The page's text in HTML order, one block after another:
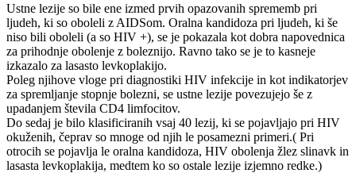
Ustne lezije so bile ene izmed prvih opazovanih sprememb pri
ljudeh, ki so oboleli z AIDSom. Oralna kandidoza pri ljudeh, ki še
niso bili oboleli (a so HIV +), se je pokazala kot dobra napovednica
za prihodnje obolenje z boleznijo. Ravno tako se je to kasneje
izkazalo za lasasto levkoplakijo.
Poleg njihove vloge pri diagnostiki HIV infekcije in kot indikatorjev
za spremljanje stopnje bolezni, se ustne lezije povezujejo še z
upadanjem števila CD4 limfocitov.
Do sedaj je bilo klasificiranih vsaj 40 lezij, ki se pojavljajo pri HIV
okuženih, čeprav so mnoge od njih le posamezni primeri.( Pri
otrocih se pojavlja le oralna kandidoza, HIV obolenja žlez slinavk in
lasasta levkoplakija, medtem ko so ostale lezije izjemno redke.)